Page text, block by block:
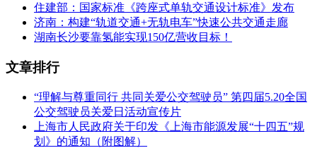
住建部：国家标准《跨座式单轨交通设计标准》发布
济南：构建“轨道交通+无轨电车”快速公共交通走廊
湖南长沙要靠氢能实现150亿营收目标！
文章排行
“理解与尊重同行 共同关爱公交驾驶员” 第四届5.20全国
公交驾驶员关爱日活动宣传片
上海市人民政府关于印发《上海市能源发展“十四五”规
划》的通知（附图解）